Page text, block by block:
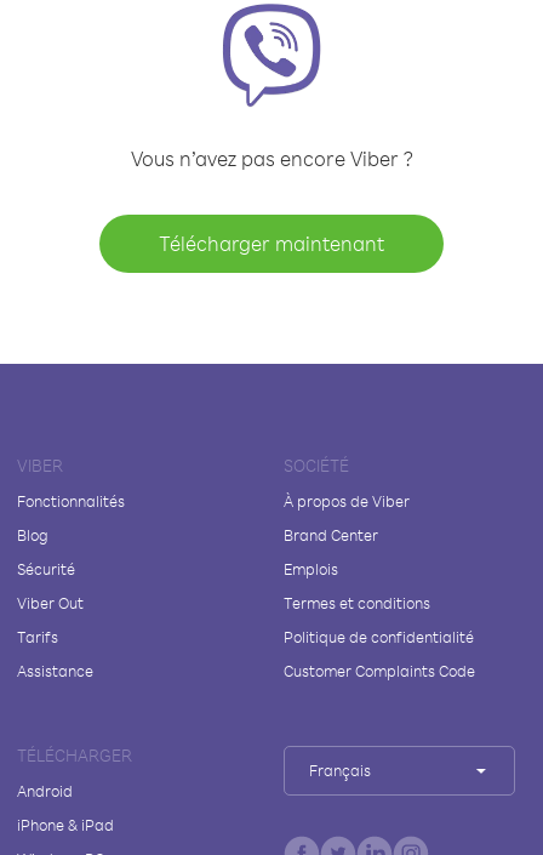
Vous n’avez pas encore Viber ?
Télécharger maintenant
VIBER
Fonctionnalités
Blog
Sécurité
Viber Out
Tarifs
Assistance
SOCIÉTÉ
À propos de Viber
Brand Center
Emplois
Termes et conditions
Politique de confidentialité
Customer Complaints Code
TÉLÉCHARGER
Android
iPhone & iPad
Français